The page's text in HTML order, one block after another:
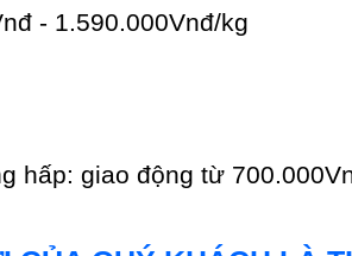
- 1.590.000Vnđ/kg
hấp: giao động từ